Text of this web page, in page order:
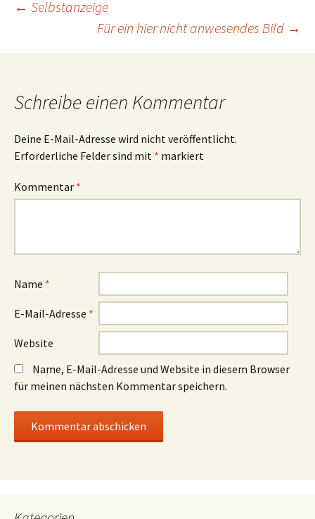
Beitrags-
Navigation
← Selbstanzeige
Für ein hier nicht anwesendes Bild →
Schreibe einen Kommentar
Deine E-Mail-Adresse wird nicht veröffentlicht.
Erforderliche Felder sind mit * markiert
Kommentar *
Name *
E-Mail-Adresse *
Website
Name, E-Mail-Adresse und Website in diesem Browser
für meinen nächsten Kommentar speichern.